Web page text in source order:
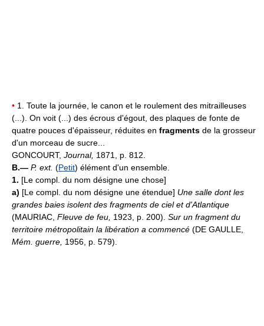
• 1. Toute la journée, le canon et le roulement des mitrailleuses
(...). On voit (...) des écrous d'égout, des plaques de fonte de
quatre pouces d'épaisseur, réduites en fragments de la grosseur
d'un morceau de sucre...
GONCOURT, Journal, 1871, p. 812.
B.— P. ext. (Petit) élément d'un ensemble.
1. [Le compl. du nom désigne une chose]
a) [Le compl. du nom désigne une étendue] Une salle dont les
grandes baies isolent des fragments de ciel et d'Atlantique
(MAURIAC, Fleuve de feu, 1923, p. 200). Sur un fragment du
territoire métropolitain la libération a commencé (DE GAULLE,
Mém. guerre, 1956, p. 579).